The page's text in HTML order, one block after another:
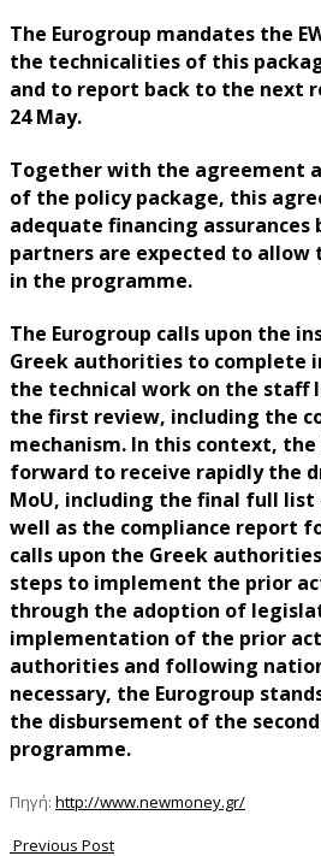
The Eurogroup mandates the
the technicalities of this
and to report back to the next
24 May.
Together with the agreement
of the policy package, this
adequate financing assurances
partners are expected to allow
in the programme.
The Eurogroup calls upon the
Greek authorities to complete
the technical work on the staff
the first review, including the
mechanism. In this context, the
forward to receive rapidly the
MoU, including the final full list
well as the compliance report
calls upon the Greek
steps to implement the prior
through the adoption of
implementation of the prior
authorities and following
necessary, the Eurogroup
the disbursement of the
programme.
Πηγή: http://www.newmoney.gr/
Previous Post